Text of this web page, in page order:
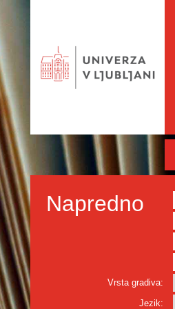
Napredno
Vrsta gradiva:
Jezik: